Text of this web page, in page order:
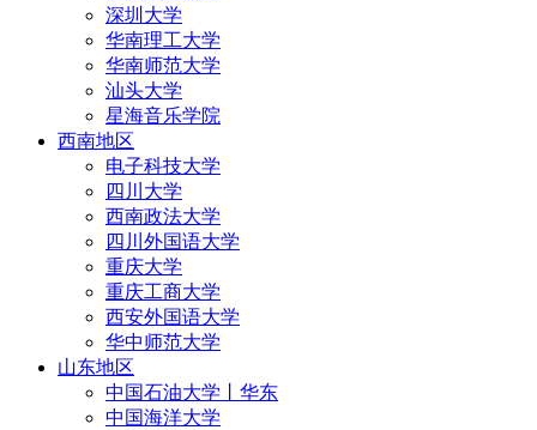
深圳大学
华南理工大学
华南师范大学
汕头大学
星海音乐学院
西南地区
电子科技大学
四川大学
西南政法大学
四川外国语大学
重庆大学
重庆工商大学
西安外国语大学
华中师范大学
山东地区
中国石油大学丨华东
中国海洋大学